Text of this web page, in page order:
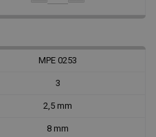
MPE 0253
3
2,5 mm
8 mm